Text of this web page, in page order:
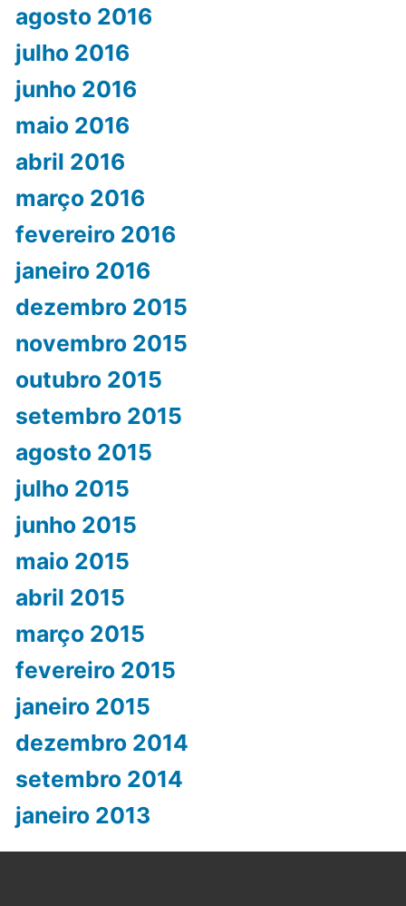
agosto 2016
julho 2016
junho 2016
maio 2016
abril 2016
março 2016
fevereiro 2016
janeiro 2016
dezembro 2015
novembro 2015
outubro 2015
setembro 2015
agosto 2015
julho 2015
junho 2015
maio 2015
abril 2015
março 2015
fevereiro 2015
janeiro 2015
dezembro 2014
setembro 2014
janeiro 2013